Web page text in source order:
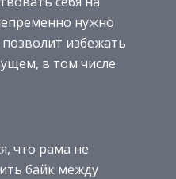
нужно
избежать
в том числе
что рама не
байк между